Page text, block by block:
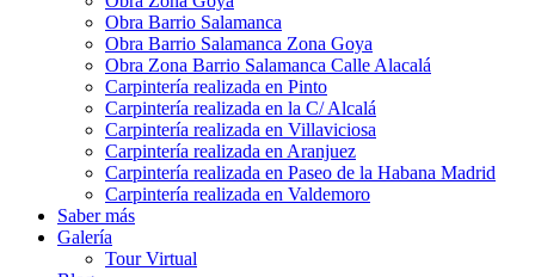
Obra Barrio Salamanca
Obra Barrio Salamanca Zona Goya
Obra Zona Barrio Salamanca Calle Alacalá
Carpintería realizada en Pinto
Carpintería realizada en la C/ Alcalá
Carpintería realizada en Villaviciosa
Carpintería realizada en Aranjuez
Carpintería realizada en Paseo de la Habana Madrid
Carpintería realizada en Valdemoro
Saber más
Galería
Tour Virtual